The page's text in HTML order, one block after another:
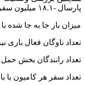
پارسال -۱۸.۱ میلیون سفر- ۲.۷ درصد رشد را نشان می‌دهد.
میزان بار جا به جا شده با
تعداد ناوگان فعال باری نیز از ۴۶ هزار دستگاه در نیمه
تعداد رانندگان بخش حمل
تعداد سفر هر کامیون با